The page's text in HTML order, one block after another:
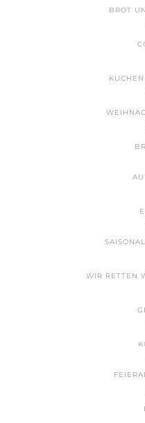
BROT
WIR RETTEN